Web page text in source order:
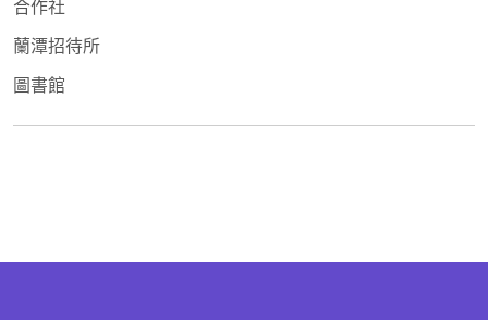
合作社
蘭潭招待所
圖書館